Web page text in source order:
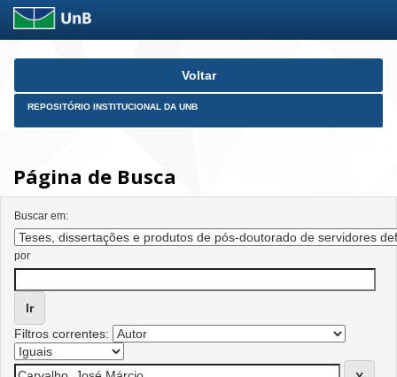
Skip
Voltar
REPOSITÓRIO INSTITUCIONAL DA UNB
Página de Busca
Buscar em:
por
Filtros correntes: